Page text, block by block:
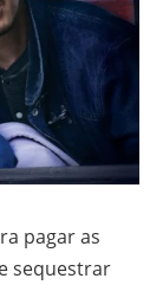
pagar as
sequestrar